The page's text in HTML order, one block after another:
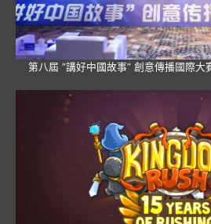
第八屆 “講好中國故事” 創意傳播國際大